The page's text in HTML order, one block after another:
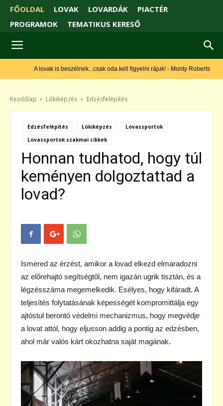
FŐOLDAL LOVAK LOVARDÁK
PIACTÉR
PROGRAMOK
TEMATIKUS KERESŐ
A lovak is beszélnek...csak oda kell figyelni rájuk! - Monty Roberts
Kezdőlap Lókiképzés Edzésfelépítés
Edzésfelépítés Lókiképzés
Lovassportok
Lovassportok szakmai cikkek
Honnan tudhatod, hogy túl
keményen dolgoztattad a
lovad?
Ismered az érzést, amikor a lovad elkezd elmaradozni
az előrehajtó segítségtől, nem igazán ugrik tisztán, és a
légzésszáma megemelkedik. Esélyes, hogy kifáradt. A
teljesítés folytatásának képességét kompromittálja egy
ajtóstul berontó védelmi mechanizmus, hogy megvédje
a lovat attól, hogy eljusson addig a pontig az edzésben,
ahol már valós kárt okozhatna saját magának.